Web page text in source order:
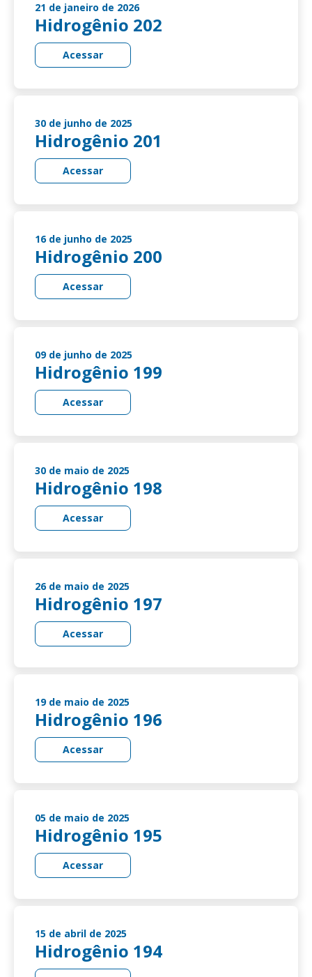
21 de janeiro de 2026
Hidrogênio 202
Acessar
30 de junho de 2025
Hidrogênio 201
Acessar
16 de junho de 2025
Hidrogênio 200
Acessar
09 de junho de 2025
Hidrogênio 199
Acessar
30 de maio de 2025
Hidrogênio 198
Acessar
26 de maio de 2025
Hidrogênio 197
Acessar
19 de maio de 2025
Hidrogênio 196
Acessar
05 de maio de 2025
Hidrogênio 195
Acessar
15 de abril de 2025
Hidrogênio 194